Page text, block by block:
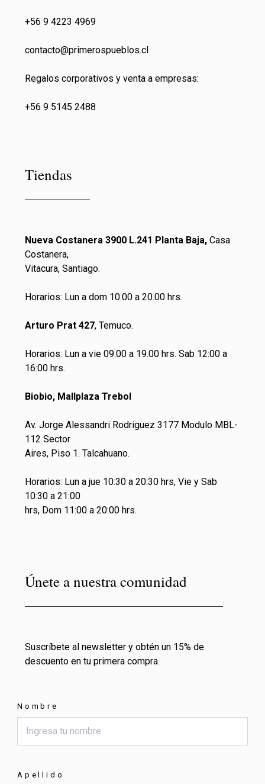
+56 9 4223 4969
contacto@primerospueblos.cl
Regalos corporativos y venta a empresas:
+56 9 5145 2488
Tiendas
Nueva Costanera 3900 L.241 Planta Baja, Casa
Costanera,
Vitacura, Santiago.
Horarios: Lun a dom 10.00 a 20.00 hrs.
Arturo Prat 427, Temuco.
Horarios: Lun a vie 09.00 a 19.00 hrs. Sab 12:00 a
16:00 hrs.
Biobio, Mallplaza Trebol
Av. Jorge Alessandri Rodriguez 3177 Modulo MBL-
112 Sector
Aires, Piso 1. Talcahuano.
Horarios: Lun a jue 10:30 a 20:30 hrs, Vie y Sab
10:30 a 21:00
hrs, Dom 11:00 a 20:00 hrs.
Únete a nuestra comunidad
Suscríbete al newsletter y obtén un 15% de
descuento en tu primera compra.
Nombre
Apellido